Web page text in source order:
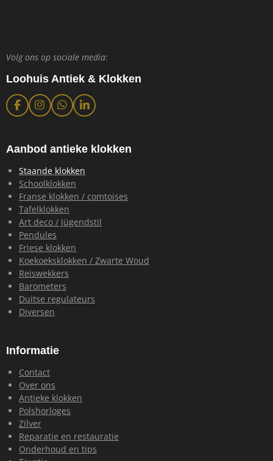
Volg ons op sociale media:
Loohuis Antiek & Klokken
F
a
b
o
k
I
n
a
r
a
m
W
h
s
p
p
L
i
e
I
n
Aanbod antieke klokken
Staande klokken
Schoolklokken
Franse klokken / comtoises
Tafelklokken
Art deco / Jügendstil
Pendules
Friese klokken
Koekoeksklokken / Zwarte Woud
Reiswekkers
Barometers
Duitse regulateurs
Diversen
Informatie
Contact
Over ons
Antieke klokken
Polshorloges
Zilver
Reparatie en restauratie
Onderhoud en tips